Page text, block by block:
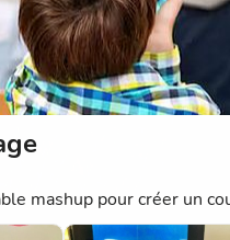
mashup pour créer un